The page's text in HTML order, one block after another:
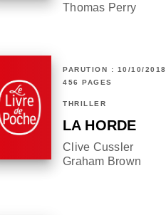
Thomas Perry
PARUTION : 10/10/2018
456 PAGES
THRILLER
LA HORDE
Clive Cussler
Graham Brown